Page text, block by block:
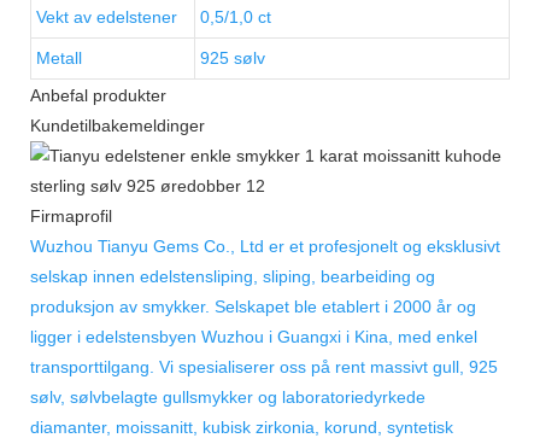
Vekt av edelstener 0,5/1,0 ct
Metall
925 sølv
Anbefal produkter
Kundetilbakemeldinger
Firmaprofil
Wuzhou Tianyu Gems Co., Ltd er et profesjonelt og eksklusivt
selskap innen edelstensliping, sliping, bearbeiding og
produksjon av smykker. Selskapet ble etablert i 2000 år og
ligger i edelstensbyen Wuzhou i Guangxi i Kina, med enkel
transporttilgang. Vi spesialiserer oss på rent massivt gull, 925
sølv, sølvbelagte gullsmykker og laboratoriedyrkede
diamanter, moissanitt, kubisk zirkonia, korund, syntetisk